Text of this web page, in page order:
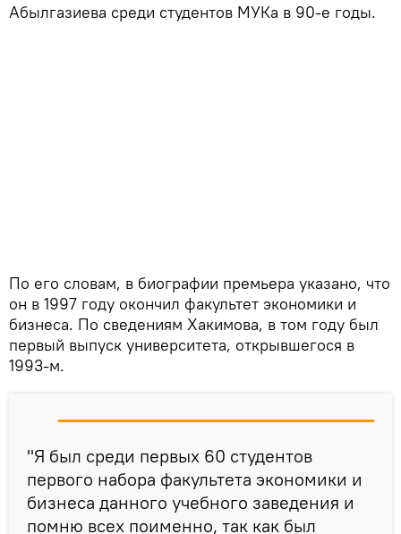
Абылгазиева среди студентов МУКа в 90-е годы.
По его словам, в биографии премьера указано, что
он в 1997 году окончил факультет экономики и
бизнеса. По сведениям Хакимова, в том году был
первый выпуск университета, открывшегося в
1993-м.
"Я был среди первых 60 студентов
первого набора факультета экономики и
бизнеса данного учебного заведения и
помню всех поименно, так как был